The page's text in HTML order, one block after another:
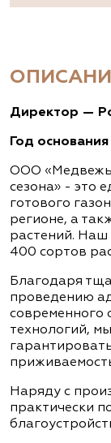
Директор —
Год
ООО
сезона» - это
готового
регионе, а
растений. Наш
400 сортов
Благодаря
проведению
современного
технологий,
Наряду с
практически